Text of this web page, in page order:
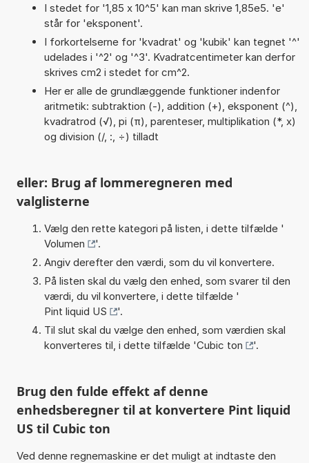
I stedet for '1,85 x 10^5' kan man skrive 1,85e5. 'e'
står for 'eksponent'.
I forkortelserne for 'kvadrat' og 'kubik' kan tegnet '^'
udelades i '^2' og '^3'. Kvadratcentimeter kan derfor
skrives cm2 i stedet for cm^2.
Her er alle de grundlæggende funktioner indenfor
aritmetik: subtraktion (-), addition (+), eksponent (^),
kvadratrod (√), pi (π), parenteser, multiplikation (*, x)
og division (/, :, ÷) tilladt
eller: Brug af lommeregneren med
valglisterne
Vælg den rette kategori på listen, i dette tilfælde '
Volumen
'.
Angiv derefter den værdi, som du vil konvertere.
På listen skal du vælg den enhed, som svarer til den
værdi, du vil konvertere, i dette tilfælde '
Pint liquid US
'.
Til slut skal du vælge den enhed, som værdien skal
konverteres til, i dette tilfælde 'Cubic ton '.
Brug den fulde effekt af denne
enhedsberegner til at konvertere Pint liquid
US til Cubic ton
Ved denne regnemaskine er det muligt at indtaste den